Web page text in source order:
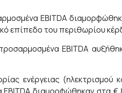
EBITDA
επίπεδο του περιθωρίου
EBITDA
ενέργειας (ηλεκτρισμού